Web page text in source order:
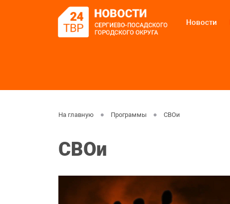
Новости
На главную Программы СВОи
СВОи